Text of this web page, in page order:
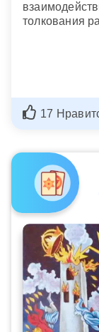
толкования
17